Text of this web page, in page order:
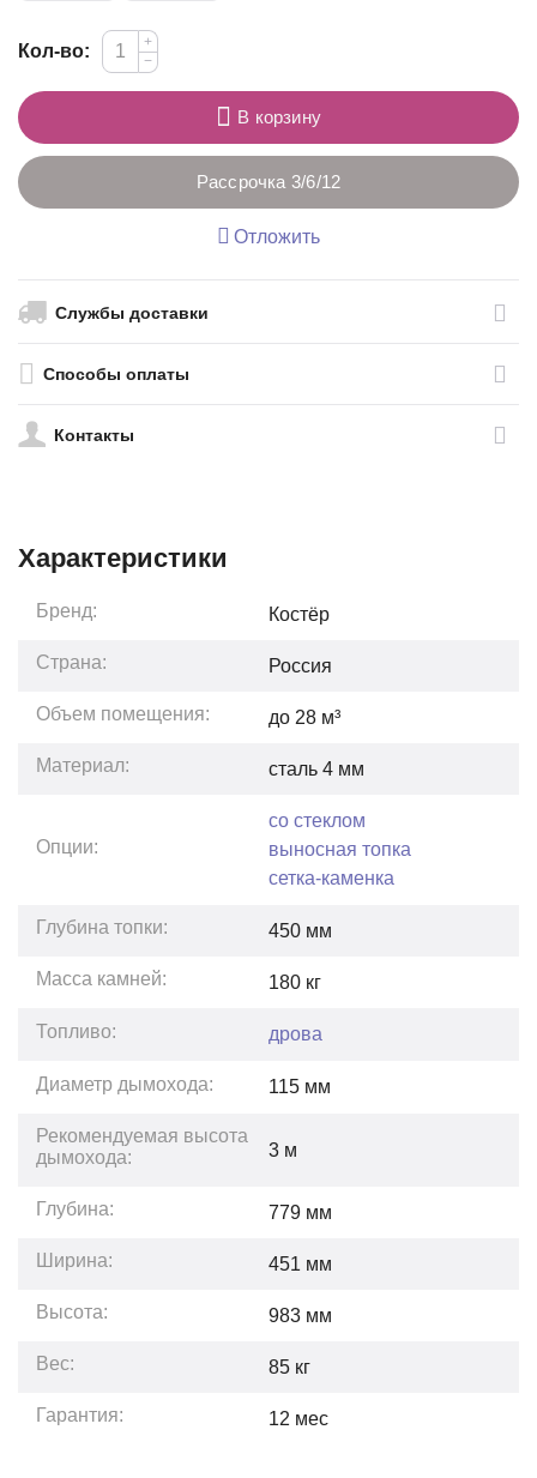
Кол-во:
+
−
В корзину
Рассрочка 3/6/12
Отложить
Службы доставки
Способы оплаты
Контакты
Характеристики
Бренд: Костёр
Страна: Россия
Объем помещения: до 28 м³
Материал: сталь 4 мм
Опции:
со стеклом
выносная топка
сетка-каменка
Глубина топки: 450 мм
Масса камней: 180 кг
Топливо: дрова
Диаметр дымохода: 115 мм
Рекомендуемая высота
дымохода:
3 м
Глубина: 779 мм
Ширина: 451 мм
Высота: 983 мм
Вес: 85 кг
Гарантия: 12 мес